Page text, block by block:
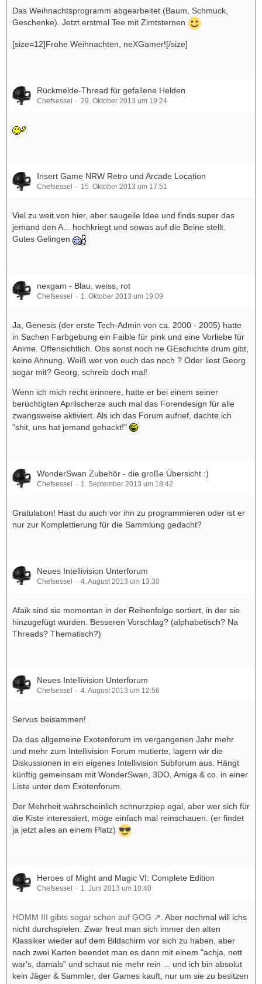
Das Weihnachtsprogramm abgearbeitet (Baum, Schmuck,
Geschenke). Jetzt erstmal Tee mit Zimtsternen
[size=12]Frohe Weihnachten, neXGamer![/size]
Rückmelde-Thread für gefallene Helden
Chefsessel 29. Oktober 2013 um 19:24
Insert Game NRW Retro und Arcade Location
Chefsessel 15. Oktober 2013 um 17:51
Viel zu weit von hier, aber saugeile Idee und finds super das
jemand den A... hochkriegt und sowas auf die Beine stellt.
Gutes Gelingen
nexgam - Blau, weiss, rot
Chefsessel 1. Oktober 2013 um 19:09
Ja, Genesis (der erste Tech-Admin von ca. 2000 - 2005) hatte
in Sachen Farbgebung ein Faible für pink und eine Vorliebe für
Anime. Offensichtlich. Obs sonst noch ne GEschichte drum gibt,
keine Ahnung. Weiß wer von euch das noch ? Oder liest Georg
sogar mit? Georg, schreib doch mal!
Wenn ich mich recht erinnere, hatte er bei einem seiner
berüchtigten Aprilscherze auch mal das Forendesign für alle
zwangsweise aktiviert. Als ich das Forum aufrief, dachte ich
"shit, uns hat jemand gehackt!"
WonderSwan Zubehör - die große Übersicht :)
Chefsessel 1. September 2013 um 18:42
Gratulation! Hast du auch vor ihn zu programmieren oder ist er
nur zur Komplettierung für die Sammlung gedacht?
Neues Intellivision Unterforum
Chefsessel 4. August 2013 um 13:30
Afaik sind sie momentan in der Reihenfolge sortiert, in der sie
hinzugefügt wurden. Besseren Vorschlag? (alphabetisch? Na
Threads? Thematisch?)
Neues Intellivision Unterforum
Chefsessel 4. August 2013 um 12:56
Servus beisammen!
Da das allgemeine Exotenforum im vergangenen Jahr mehr
und mehr zum Intellivision Forum mutierte, lagern wir die
Diskussionen in ein eigenes Intellivision Subforum aus. Hängt
künftig gemeinsam mit WonderSwan, 3DO, Amiga & co. in einer
Liste unter dem Exotenforum.
Der Mehrheit wahrscheinlich schnurzpiep egal, aber wer sich für
die Kiste interessiert, möge einfach mal reinschauen. (er findet
ja jetzt alles an einem Platz)
Heroes of Might and Magic VI: Complete Edition
Chefsessel 1. Juni 2013 um 10:40
HOMM III gibts sogar schon auf GOG
. Aber nochmal will ichs
nicht durchspielen. Zwar freut man sich immer den alten
Klassiker wieder auf dem Bildschirm vor sich zu haben, aber
nach zwei Karten beendet man es dann mit einem "achja, nett
war's, damals" und schaut nie mehr rein ... und ich bin absolut
kein Jäger & Sammler, der Games kauft, nur um sie zu besitzen